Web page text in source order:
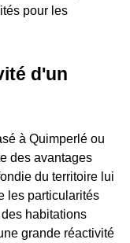
pour les
d'un
à Quimperlé ou
des avantages
du territoire lui
les particularités
habitations
grande réactivité